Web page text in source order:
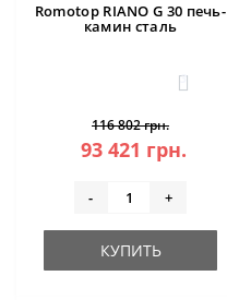
Romotop RIANO G 30 печь-
камин сталь
3
116 802 грн.
93 421 грн.
- +
КУПИТЬ